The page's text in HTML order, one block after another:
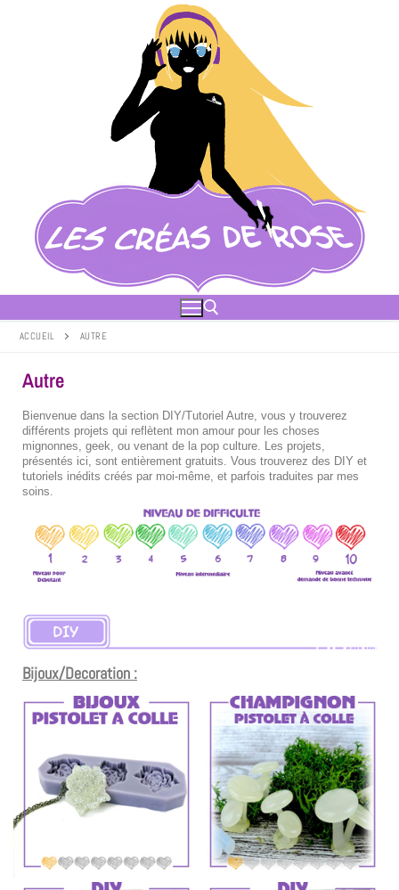
ACCUEIL AUTRE
Autre
Bienvenue dans la section DIY/Tutoriel Autre, vous y trouverez
différents projets qui reflètent mon amour pour les choses
mignonnes, geek, ou venant de la pop culture. Les projets,
présentés ici, sont entièrement gratuits. Vous trouverez des DIY et
tutoriels inédits créés par moi-même, et parfois traduites par mes
soins.
Bijoux/Decoration :